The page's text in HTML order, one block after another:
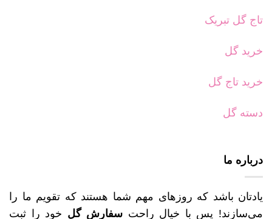
تاج گل تبریک
خرید گل
خرید تاج گل
دسته گل
درباره ما
یادتان باشد که روزهای مهم شما هستند که تقویم ما را
می‌سازند! پس با خیال راحت سفارش گل خود را ثبت